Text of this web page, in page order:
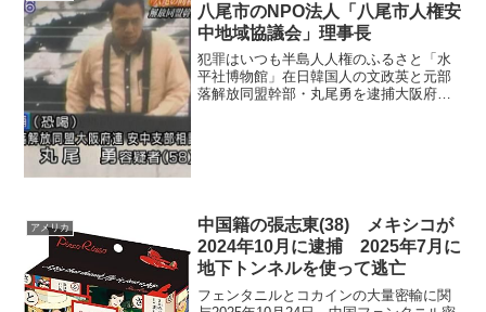
八尾市のNPO法人「八尾市人権安
中地域協議会」理事長
犯罪はいつも半島人人権のふるさと「水
平社博物館」在日韓国人の文政英と元部
落解放同盟幹部・丸尾勇を逮捕大阪府八
アメリカ
中国籍の張志東(38) メキシコが
2024年10月に逮捕 2025年7月に
地下トンネルを使って逃亡
フェンタニルとコカインの大量密輸に関